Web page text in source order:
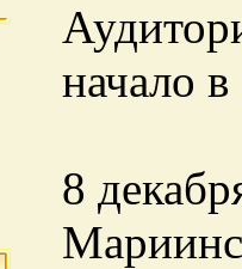
начало
8